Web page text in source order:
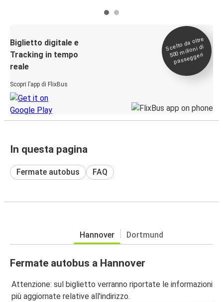
Biglietto digitale e
Tracking in tempo
reale
Scopri l’app di FlixBus
Scelto da oltre
500
milioni di
passeggeri
In questa pagina
Fermate autobus FAQ
Hannover Dortmund
Fermate autobus a Hannover
Attenzione: sul biglietto verranno riportate le informazioni
più aggiornate relative all'indirizzo.